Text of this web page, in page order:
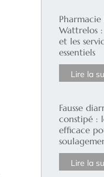
Pharmacie
Wattrelos
et les
essentiels
Lire la
Fausse
constipé :
efficace
Lire la